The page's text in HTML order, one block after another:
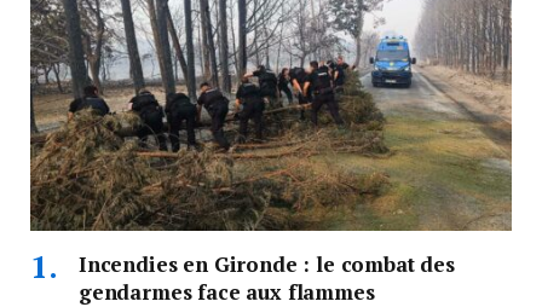
Incendies en Gironde : le combat des
gendarmes face aux flammes